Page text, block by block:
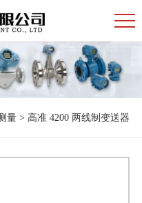
量 > 高准 4200 两线制变送器